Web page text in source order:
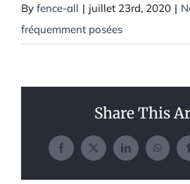
By fence-all | juillet 23rd, 2020 |
fréquemment posées
Share This
Facebook
X LinkedIn